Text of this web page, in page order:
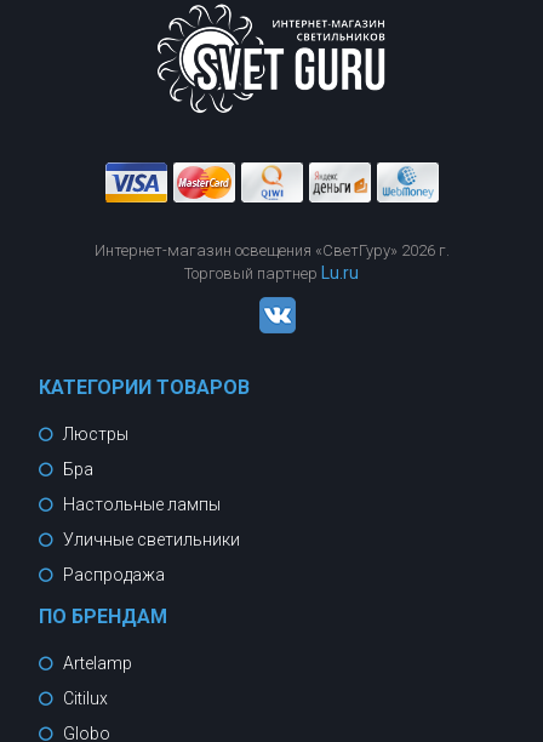
Интернет-магазин освещения «СветГуру» 2026 г.
Торговый партнер Lu.ru
КАТЕГОРИИ ТОВАРОВ
Люстры
Бра
Настольные лампы
Уличные светильники
Распродажа
ПО БРЕНДАМ
Artelamp
Citilux
Globo